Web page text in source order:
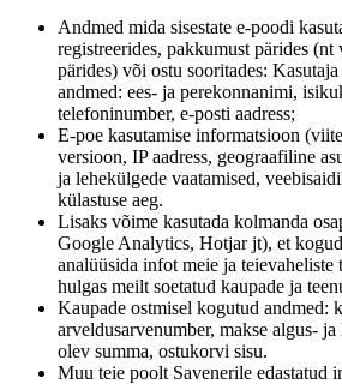
Andmed mida sisestate e-poodi
registreerides, pakkumust pärides
pärides) või ostu sooritades:
andmed: ees- ja perekonnanimi,
telefoninumber, e-posti aadress;
E-poe kasutamise informatsioon
versioon, IP aadress, geograafiline
ja lehekülgede vaatamised,
külastuse aeg.
Lisaks võime kasutada kolmanda
Google Analytics, Hotjar jt), et
analüüsida infot meie ja teievaheliste
hulgas meilt soetatud kaupade ja
Kaupade ostmisel kogutud andmed:
arveldusarvenumber, makse algus-
olev summa, ostukorvi sisu.
Muu teie poolt Savenerile edastatud